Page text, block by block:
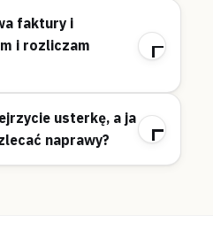
faktury i
i rozliczam
usterkę, a ja
naprawy?